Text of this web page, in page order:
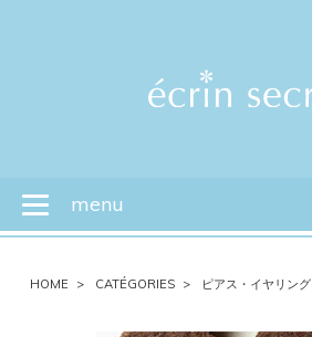
Toggle
navigation
menu
HOME CATÉGORIES ピアス・イヤリング